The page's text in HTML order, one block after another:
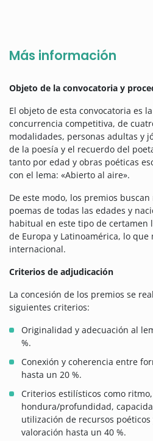
Más información
Objeto de la convocatoria y
El objeto de esta convocatoria es
concurrencia competitiva, de
modalidades, personas adultas y
de la poesía y el recuerdo del
tanto por edad y obras poéticas
con el lema: «Abierto al aire».
De este modo, los premios
poemas de todas las edades y
habitual en este tipo de certamen
de Europa y Latinoamérica, lo
internacional.
Criterios de adjudicación
La concesión de los premios se
siguientes criterios:
Originalidad y adecuación al
%.
Conexión y coherencia entre
hasta un 20 %.
Criterios estilísticos como
hondura/profundidad,
utilización de recursos
valoración hasta un 40 %.